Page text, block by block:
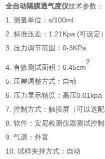
全自动隔膜透气度仪技术参数：
1. 测量单位：s/100ml
2. 标准压差：1.21Kpa (可设定）
3. 压力调节范围：0-3KPa
4. 有效测试面积：6.45cm
2
5. 压差调整方式：自动
6. 压力显示精度：高压
7. 控制方式：触摸屏（可以选配
8. 软件：安尼检测仪器测试控
9. 气源：外置
10. 试样夹持方式：自动